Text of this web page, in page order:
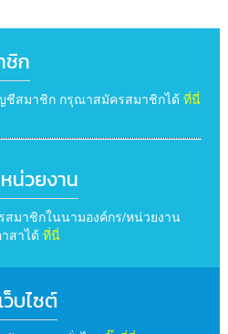
ชิก
ชีสมาชิก กรุณาสมัครสมาชิกได้ ที่นี่
น่วยงาน
สมาชิกในนามองค์กร/หน่วยงาน
สาได้ ที่นี่
ว็บไซต์